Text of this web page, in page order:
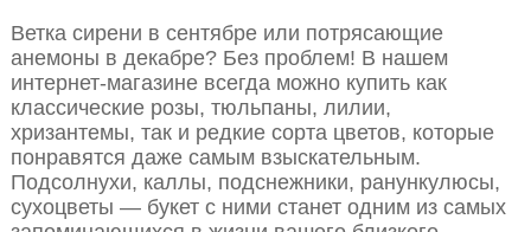
Ветка сирени в сентябре или потрясающие
анемоны в декабре? Без проблем! В нашем
интернет-магазине всегда можно купить как
классические розы, тюльпаны, лилии,
хризантемы, так и редкие сорта цветов, которые
понравятся даже самым взыскательным.
Подсолнухи, каллы, подснежники, ранункулюсы,
сухоцветы — букет с ними станет одним из самых